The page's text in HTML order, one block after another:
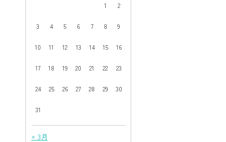
1 2
3 4 5 6 7 8 9
10 11 12 13 14 15 16
17 18 19 20 21 22 23
24 25 26 27 28 29 30
31
« 3月